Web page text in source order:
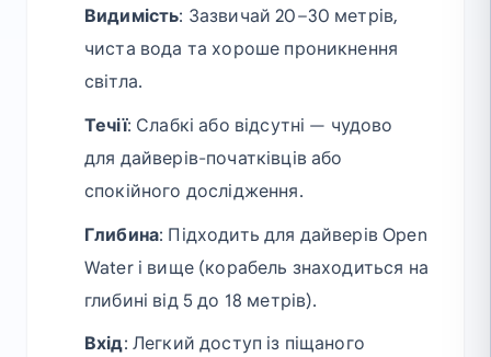
Видимість: Зазвичай 20–30 метрів,
чиста вода та хороше проникнення
світла.
Течії: Слабкі або відсутні — чудово
для дайверів-початківців або
спокійного дослідження.
Глибина: Підходить для дайверів Open
Water і вище (корабель знаходиться на
глибині від 5 до 18 метрів).
Вхід: Легкий доступ із піщаного